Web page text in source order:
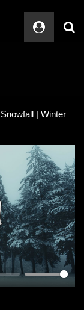
Snowfall | Winter